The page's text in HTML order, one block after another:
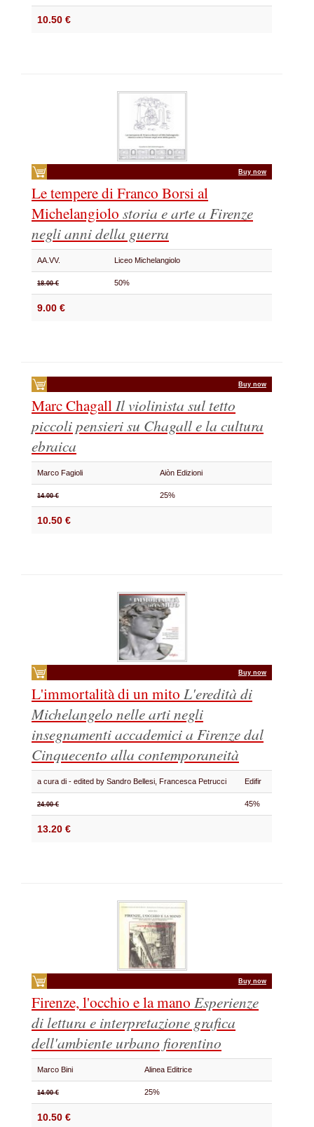
10.50 €
Buy now
Le tempere di Franco Borsi al
Michelangiolo storia e arte a Firenze
negli anni della guerra
AA.VV. Liceo Michelangiolo
18.00 € 50%
9.00 €
Buy now
Marc ChagallIl violinista sul tetto
piccoli pensieri su Chagall e la cultura
ebraica
Marco Fagioli Aiòn Edizioni
14.00 € 25%
10.50 €
Buy now
L'immortalità di un mito L'eredità di
Michelangelo nelle arti negli
insegnamenti accademici a Firenze dal
Cinquecento alla contemporaneità
a cura di - edited by Sandro Bellesi, Francesca Petrucci Edifir
24.00 € 45%
13.20 €
Buy now
Firenze, l'occhio e la mano Esperienze
di lettura e interpretazione grafica
dell'ambiente urbano fiorentino
Marco Bini Alinea Editrice
14.00 € 25%
10.50 €